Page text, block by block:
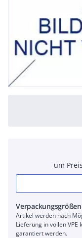
um
Verpackungsgrößen
Artikel werden nach
Lieferung in vollen
garantiert werden.